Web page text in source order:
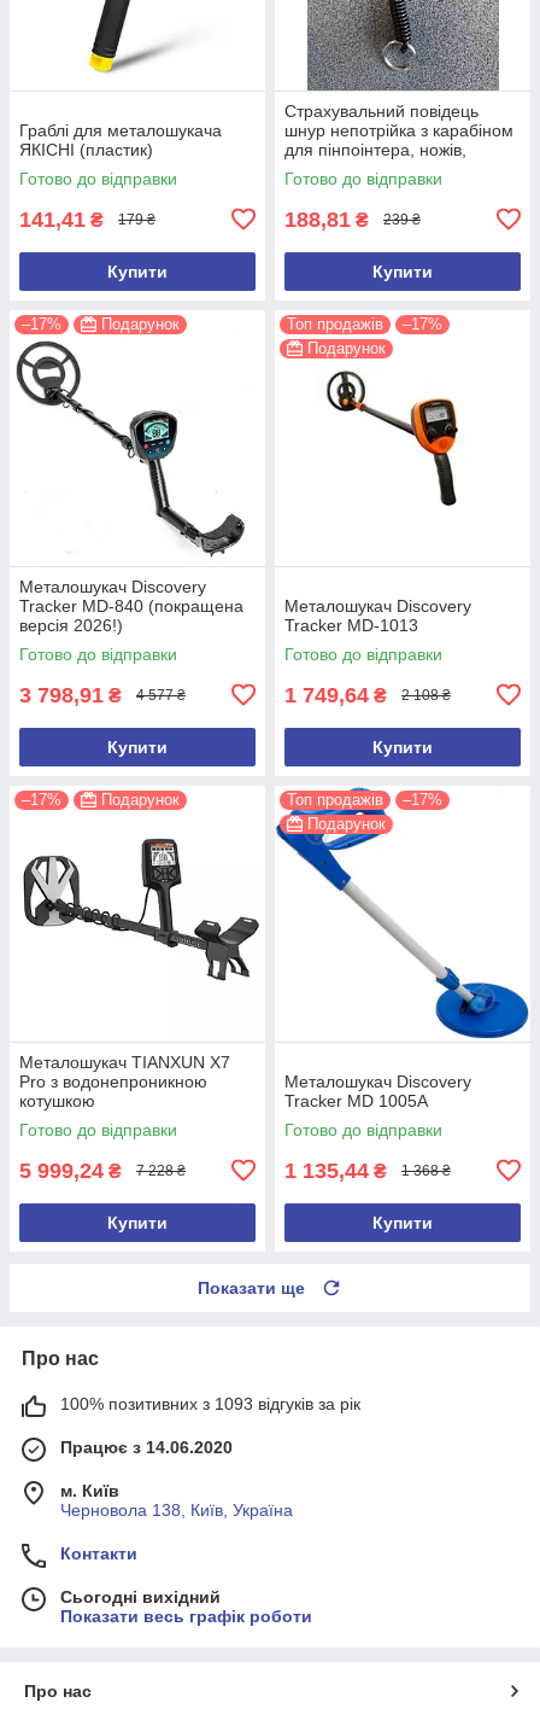
Граблі для металошукача
ЯКІСНІ (пластик)
Готово до відправки
141,41 ₴ 179 ₴
Купити
Страхувальний повідець
шнур непотрійка з карабіном
для пінпоінтера, ножів,
ліхтарів, рацій, ключів
Готово до відправки
188,81 ₴ 239 ₴
Купити
–17% Подарунок
Металошукач Discovery
Tracker MD-840 (покращена
версія 2026!)
Готово до відправки
3 798,91 ₴ 4 577 ₴
Купити
Топ продажів
–17%
Подарунок
Металошукач Discovery
Tracker MD-1013
Готово до відправки
1 749,64 ₴ 2 108 ₴
Купити
–17% Подарунок
Металошукач TIANXUN X7
Pro з водонепроникною
котушкою
Готово до відправки
5 999,24 ₴ 7 228 ₴
Купити
Топ продажів
–17%
Подарунок
Металошукач Discovery
Tracker MD 1005A
Готово до відправки
1 135,44 ₴ 1 368 ₴
Купити
Показати ще
Про нас
100% позитивних з 1093 відгуків за рік
Працює з 14.06.2020
м. Київ
Черновола 138, Київ, Україна
Контакти
Сьогодні вихідний
Показати весь графік роботи
Про нас